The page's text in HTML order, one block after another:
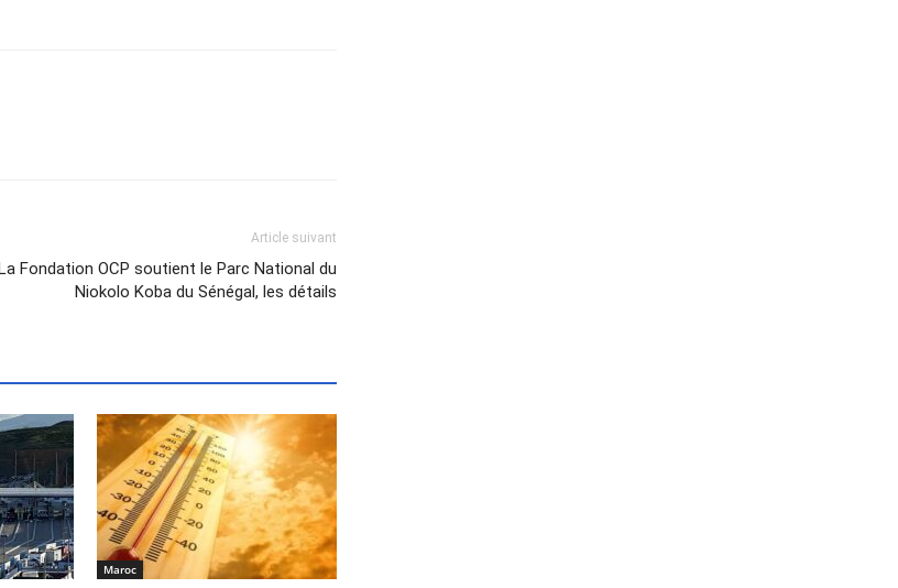
Article suivant
Fondation OCP soutient le Parc National du
Niokolo Koba du Sénégal, les détails
Maroc